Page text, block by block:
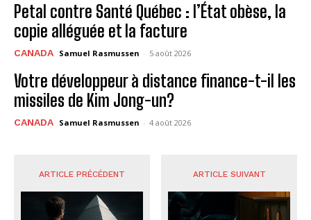
Petal contre Santé Québec : l’État obèse, la
copie alléguée et la facture
CANADA Samuel Rasmussen - 5 août 2026
Votre développeur à distance finance-t-il les
missiles de Kim Jong-un?
CANADA Samuel Rasmussen - 4 août 2026
ARTICLE PRÉCÉDENT ARTICLE SUIVANT